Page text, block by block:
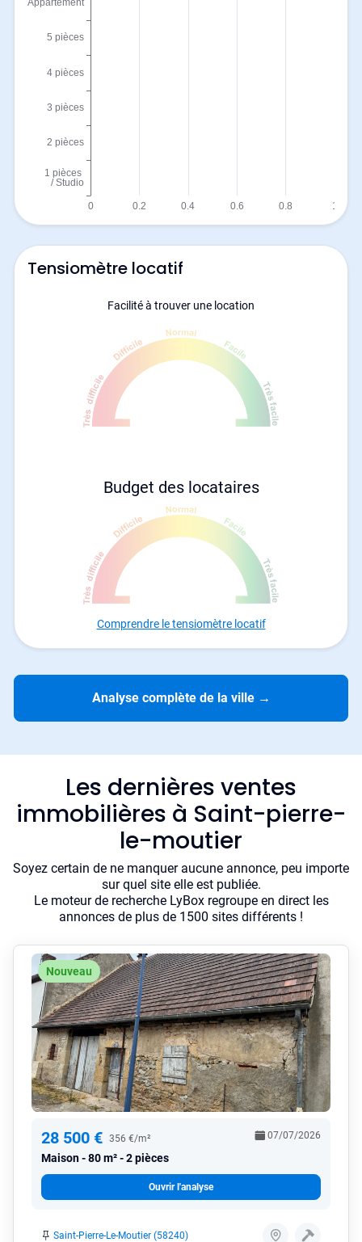
Tensiomètre locatif
Facilité à trouver une location
Budget des locataires
Comprendre le tensiomètre locatif
Analyse complète de la ville →
Les dernières ventes
immobilières à Saint-pierre-
le-moutier
Soyez certain de ne manquer aucune annonce, peu importe
sur quel site elle est publiée.
Le moteur de recherche LyBox regroupe en direct les
annonces de plus de 1500 sites différents !
Nouveau
28 500 € 356 €/m²
Maison 80 m² - 2 pièces
07/07/2026
Ouvrir l'analyse
Saint-Pierre-Le-Moutier (58240)